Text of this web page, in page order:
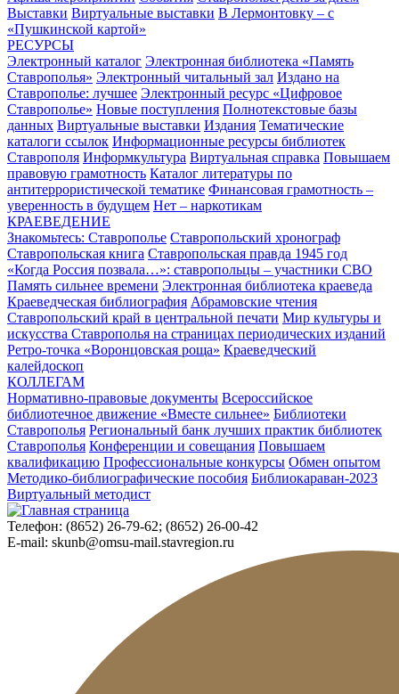
Выставки Виртуальные выставки В Лермонтовку – с
«Пушкинской картой»
РЕСУРСЫ
Электронный каталог Электронная библиотека «Память
Ставрополья» Электронный читальный зал Издано на
Ставрополье: лучшее Электронный ресурс «Цифровое
Ставрополье» Новые поступления Полнотекстовые базы
данных Виртуальные выставки Издания Тематические
каталоги ссылок Информационные ресурсы библиотек
Ставрополя Информкультура Виртуальная справка Повышаем
правовую грамотность Каталог литературы по
антитеррористической тематике Финансовая грамотность –
уверенность в будущем Нет – наркотикам
КРАЕВЕДЕНИЕ
Знакомьтесь: Ставрополье Ставропольский хронограф
Ставропольская книга Ставропольская правда 1945 год
«Когда Россия позвала…»: ставропольцы – участники СВО
Память сильнее времени Электронная библиотека краеведа
Краеведческая библиография Абрамовские чтения
Ставропольский край в центральной печати Мир культуры и
искусства Ставрополья на страницах периодических изданий
Ретро-точка «Воронцовская роща» Краеведческий
калейдоскоп
КОЛЛЕГАМ
Нормативно-правовые документы Всероссийское
библиотечное движение «Вместе сильнее» Библиотеки
Ставрополья Региональный банк лучших практик библиотек
Ставрополья Конференции и совещания Повышаем
квалификацию Профессиональные конкурсы Обмен опытом
Методико-библиографические пособия Библиокараван-2023
Виртуальный методист
Телефон: (8652) 26-79-62; (8652) 26-00-42
E-mail: skunb@omsu-mail.stavregion.ru